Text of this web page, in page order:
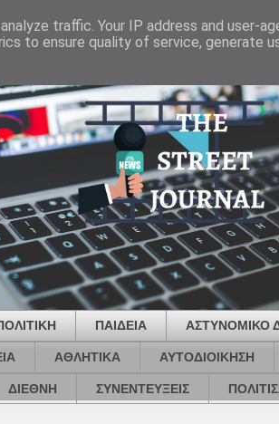
ΠΑΙΔΕΙΑ ΑΣΤΥΝΟΜΙΚΟ
ΑΘΛΗΤΙΚΑ ΑΥΤΟΔΙΟΙΚΗΣΗ
ΔΙΕΘΝΗ ΣΥΝΕΝΤΕΥΞΕΙΣ
traffic. Your IP address and user-
to ensure quality of service, generate